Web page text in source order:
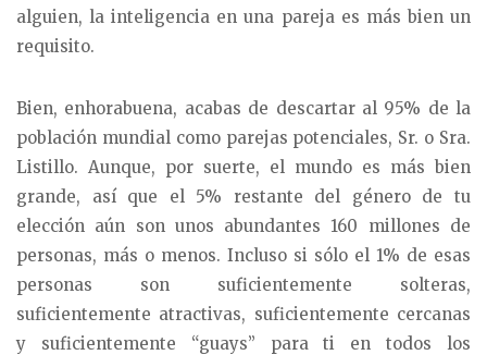
alguien, la inteligencia en una pareja es más bien un
requisito.
Bien, enhorabuena, acabas de descartar al 95% de la
población mundial como parejas potenciales, Sr. o Sra.
Listillo. Aunque, por suerte, el mundo es más bien
grande, así que el 5% restante del género de tu
elección aún son unos abundantes 160 millones de
personas, más o menos. Incluso si sólo el 1% de esas
personas son suficientemente solteras,
suficientemente atractivas, suficientemente cercanas
y suficientemente “guays” para ti en todos los